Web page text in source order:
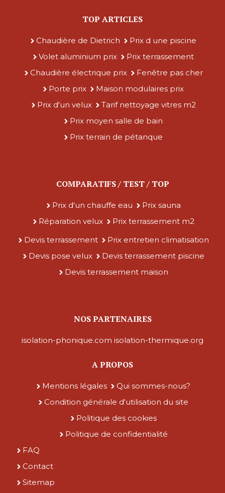
TOP ARTICLES
Chaudière de Dietrich
Prix d une piscine
Volet aluminium prix
Prix terrassement
Chaudière électrique prix
Fenêtre pas cher
Porte prix
Maison modulaires prix
Prix d'un velux
Tarif nettoyage vitres m2
Prix moyen salle de bain
Prix terrain de pétanque
COMPARATIFS / TEST / TOP
Prix d'un chauffe eau
Prix sauna
Réparation velux
Prix terrassement m2
Devis terrassement
Prix entretien climatisation
Devis pose velux
Devis terrassement piscine
Devis terrassement maison
NOS PARTENAIRES
isolation-phonique.com isolation-thermique.org
A PROPOS
Mentions légales
Qui sommes-nous?
Condition générale d'utilisation du site
Politique des cookies
Politique de confidentialité
FAQ
Contact
Sitemap